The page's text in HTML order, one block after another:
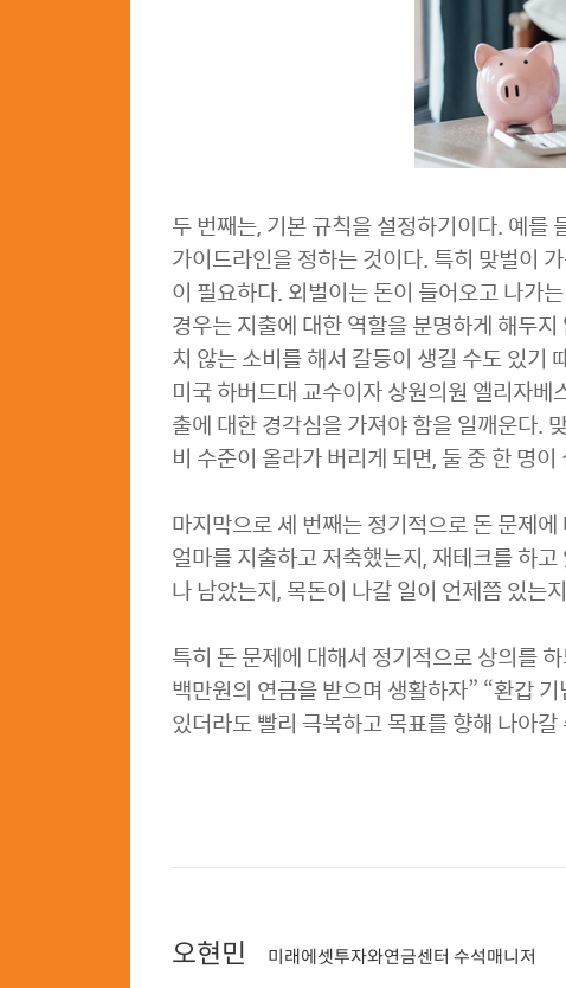
두 번째는, 기본 규칙을 설정하기이다. 예를
가이드라인을 정하는 것이다. 특히 맞벌이
이 필요하다. 외벌이는 돈이 들어오고 나가
경우는 지출에 대한 역할을 분명하게 해두
치 않는 소비를 해서 갈등이 생길 수도 있기
미국 하버드대 교수이자 상원의원 엘리자
출에 대한 경각심을 가져야 함을 일깨운다.
비 수준이 올라가 버리게 되면, 둘 중 한 명
마지막으로 세 번째는 정기적으로 돈 문제
얼마를 지출하고 저축했는지, 재테크를 하
나 남았는지, 목돈이 나갈 일이 언제쯤 있는
특히 돈 문제에 대해서 정기적으로 상의를
백만원의 연금을 받으며 생활하자” “환갑
있더라도 빨리 극복하고 목표를 향해 나아갈
오현민 미래에셋투자와연금센터 수석매니저